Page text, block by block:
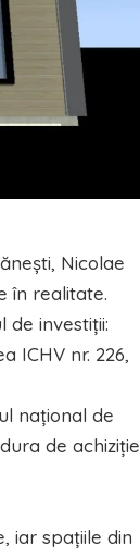
Nicolae
în realitate.
investiții:
ICHV nr. 226,
național de
de achiziție
iar spațiile din